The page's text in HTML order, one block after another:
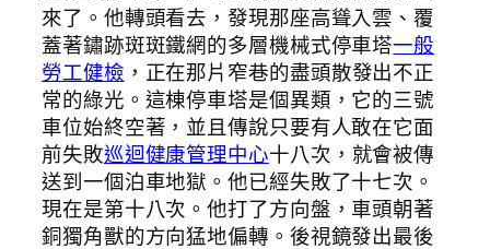
來了。他轉頭看去，發現那座高聳入雲、覆
蓋著鏽跡斑斑鐵網的多層機械式停車塔一般
勞工健檢 ，正在那片窄巷的盡頭散發出不正
常的綠光。這棟停車塔是個異類，它的三號
車位始終空著，並且傳說只要有人敢在它面
前失敗巡迴健康管理中心十八次，就會被傳
送到一個泊車地獄。他已經失敗了十七次。
現在是第十八次。他打了方向盤，車頭朝著
銅獨角獸的方向猛地偏轉。後視鏡發出最後